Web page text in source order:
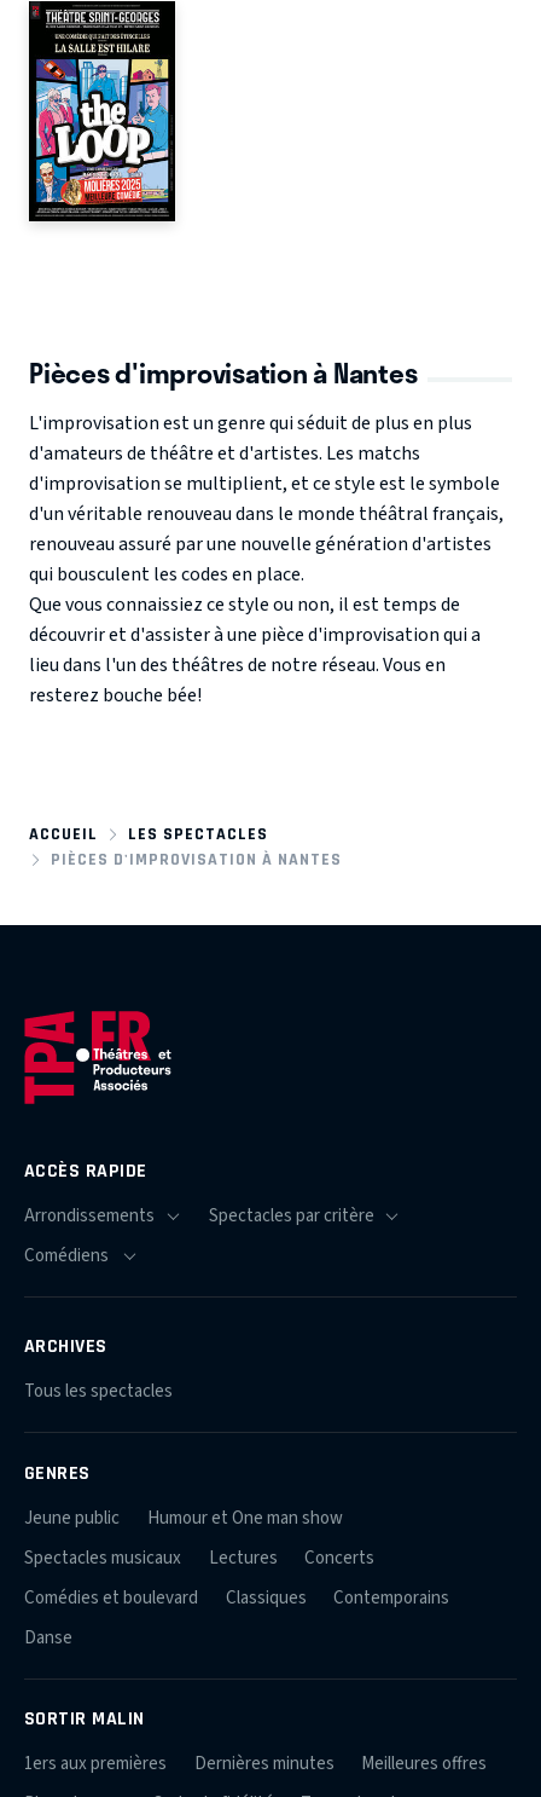
Pièces d'improvisation à Nantes
L'improvisation est un genre qui séduit de plus en plus
d'amateurs de théâtre et d'artistes. Les matchs
d'improvisation se multiplient, et ce style est le symbole
d'un véritable renouveau dans le monde théâtral français,
renouveau assuré par une nouvelle génération d'artistes
qui bousculent les codes en place.
Que vous connaissiez ce style ou non, il est temps de
découvrir et d'assister à une pièce d'improvisation qui a
lieu dans l'un des théâtres de notre réseau. Vous en
resterez bouche bée!
ACCUEIL
LES SPECTACLES
PIÈCES D'IMPROVISATION À NANTES
ACCÈS RAPIDE
ARCHIVES
Tous les spectacles
GENRES
Jeune public
Humour et One man show
Spectacles musicaux
Lectures
Concerts
Comédies et boulevard
Classiques
Contemporains
Danse
SORTIR MALIN
1ers aux premières Dernières minutes
Meilleures offres